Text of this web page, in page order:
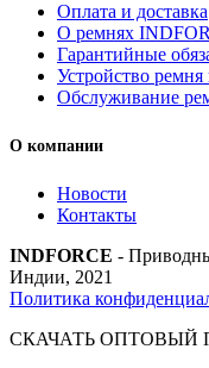
Оплата и доставка
О ремнях
Гарантийные
Устройство
Обслуживание
О компании
Новости
Контакты
INDFORCE -
Индии, 2021
Политика
СКАЧАТЬ ОПТОВЫЙ